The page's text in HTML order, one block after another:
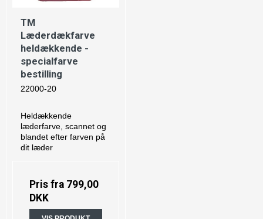
TM
Læderdækfarve
heldækkende -
specialfarve
bestilling
22000-20
Heldækkende
læderfarve, scannet og
blandet efter farven på
dit læder
Pris fra 799,00
DKK